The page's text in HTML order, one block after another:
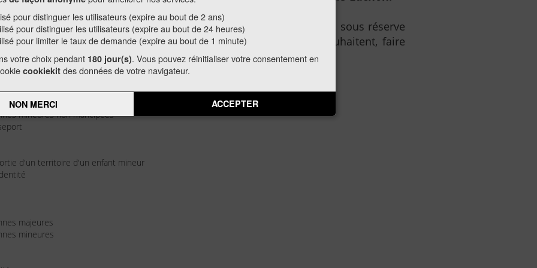
pour distinguer les utilisateurs (expire au bout de 2 ans)
pour distinguer les utilisateurs (expire au bout de 24 heures)
pour limiter le taux de demande (expire au bout de 1 minute)
votre choix pendant 180 jour(s). Vous pouvez réinitialiser votre consentement en
cookiekit des données de votre navigateur.
NON MERCI ACCEPTER
déposer sa demande dans n’importe quelle mairie de France, sous réserve
de recueil. Les montréjeaulais peuvent donc, s’ils le souhaitent, faire
majeures
mineures non mancipées
d'un territoire d'un enfant mineur
majeures
mineures